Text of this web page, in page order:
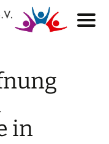
in